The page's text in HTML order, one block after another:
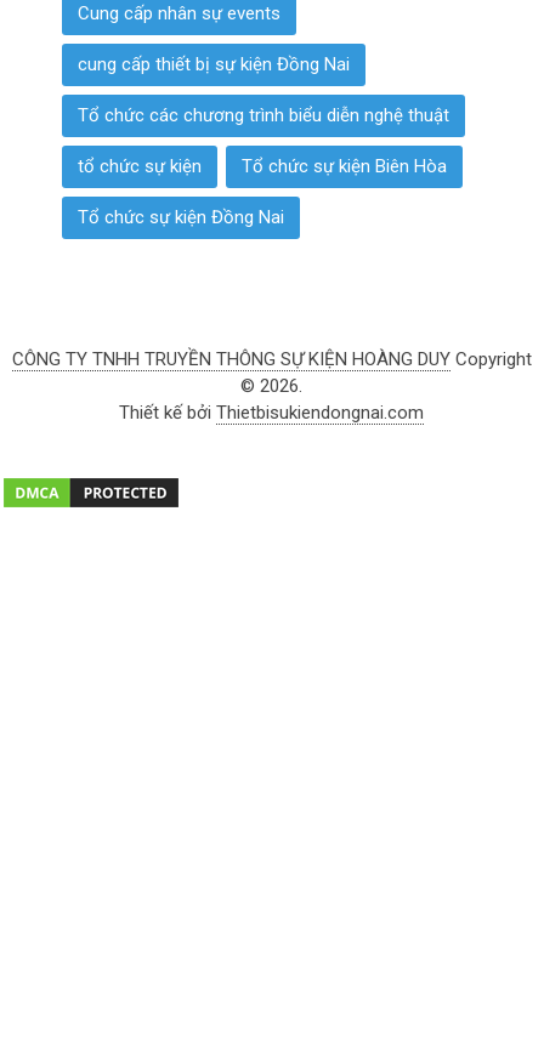
Cung cấp nhân sự events
cung cấp thiết bị sự kiện Đồng Nai
Tổ chức các chương trình biểu diễn nghệ thuật
tổ chức sự kiện Tổ chức sự kiện Biên Hòa
Tổ chức sự kiện Đồng Nai
CÔNG TY TNHH TRUYỀN THÔNG SỰ KIỆN HOÀNG DUYCopyright
© 2026.
Thiết kế bởiThietbisukiendongnai.com